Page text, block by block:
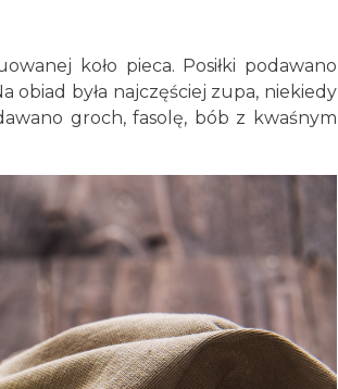
koło pieca. Posiłki podawano
obiad była najczęściej zupa, niekiedy
groch, fasolę, bób z kwaśnym